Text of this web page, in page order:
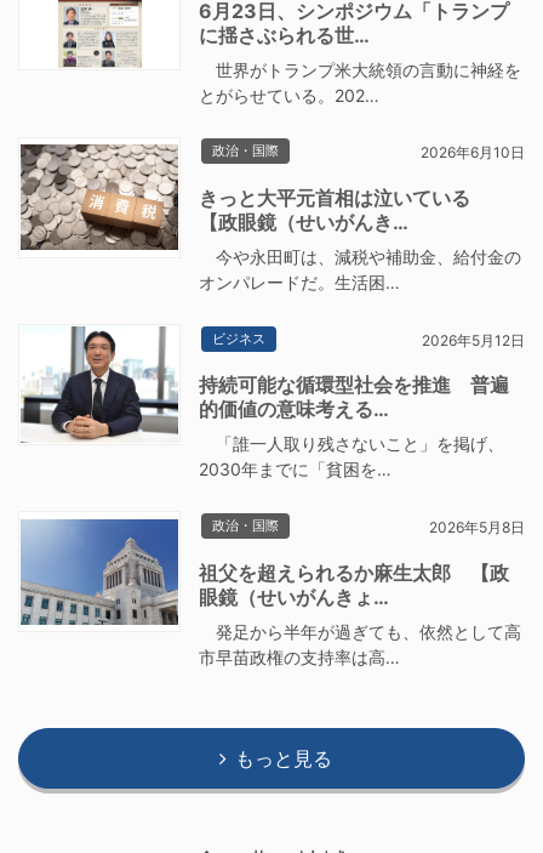
6月23日、シンポジウム「トランプ
に揺さぶられる世…
世界がトランプ米大統領の言動に神経を
とがらせている。202…
政治・国際 2026年6月10日
きっと大平元首相は泣いている
【政眼鏡（せいがんき…
今や永田町は、減税や補助金、給付金の
オンパレードだ。生活困…
ビジネス 2026年5月12日
持続可能な循環型社会を推進 普遍
的価値の意味考える…
「誰一人取り残さないこと」を掲げ、
2030年までに「貧困を…
政治・国際 2026年5月8日
祖父を超えられるか麻生太郎 【政
眼鏡（せいがんきょ…
発足から半年が過ぎても、依然として高
市早苗政権の支持率は高…
もっと見る